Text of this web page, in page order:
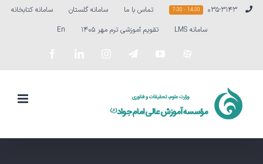
Skip
۰۳۵-۳۱۴۳ 14:30 - 7:30 تماس با ما سامانه گلستان
سامانه کتابخانه
سامانه LMS
تقویم آموزشی ترم مهر ۱۴۰۵ En
YouTubeسفارشی